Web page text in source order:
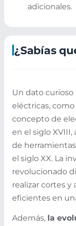
adicionales.
¿Sabías
Un dato curioso
eléctricas, como
concepto de
en el siglo
de
el siglo XX. La
revolucionado
realizar cortes y
eficientes en
Además, la